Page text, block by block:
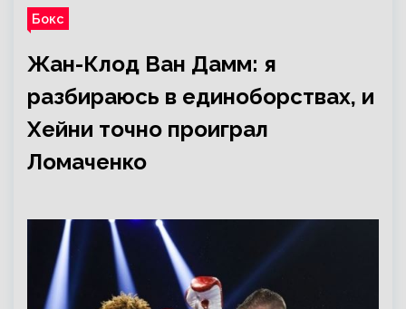
Бокс
Жан-Клод Ван Дамм: я
разбираюсь в единоборствах, и
Хейни точно проиграл
Ломаченко